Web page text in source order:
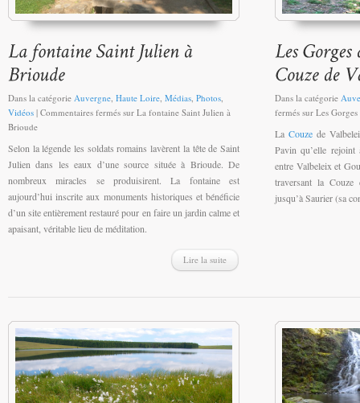
Dans la catégorie Auvergne Haute Loire Médias Photos
Vidéos | Commentaires fermés sur La fontaine Saint Julien à
Brioude
Selon la légende les soldats romains lavèrent la tête de Saint
Julien dans les eaux d’une source située à Brioude. De
nombreux miracles se produisirent. La fontaine est
aujourd’hui inscrite aux monuments historiques et bénéficie
d’un site entièrement restauré pour en faire un jardin calme et
apaisant, véritable lieu de méditation.
Lire la suite
Dans la catégorie
fermés sur Les
LaCouze de
Pavin qu’elle
entre Valbeleix et
traversant la
jusqu’à Saurier (sa